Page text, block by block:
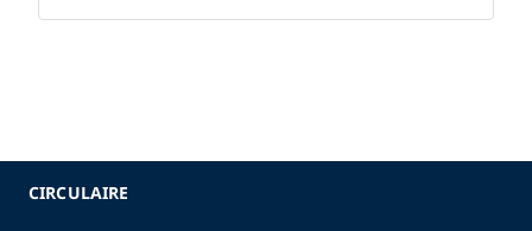
CIRCULAIRE